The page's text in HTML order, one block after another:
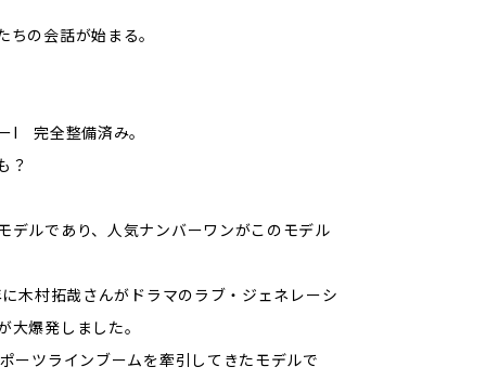
ちの会話が始まる。
I 完全整備済み。
？
デルであり、人気ナンバーワンがこのモデル
木村拓哉さんがドラマのラブ・ジェネレーシ
大爆発しました。
ーツラインブームを牽引してきたモデルで